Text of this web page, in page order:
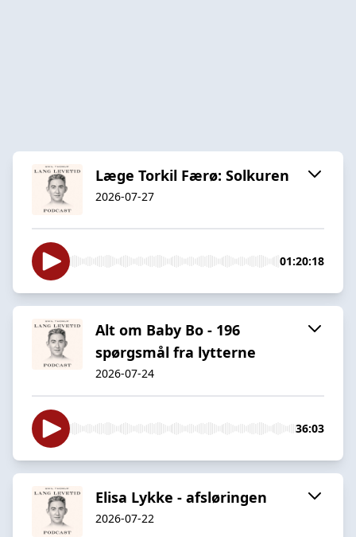
Læge Torkil Færø: Solkuren
2026-07-27
01:20:18
Alt om Baby Bo - 196
spørgsmål fra lytterne
2026-07-24
36:03
Elisa Lykke - afsløringen
2026-07-22